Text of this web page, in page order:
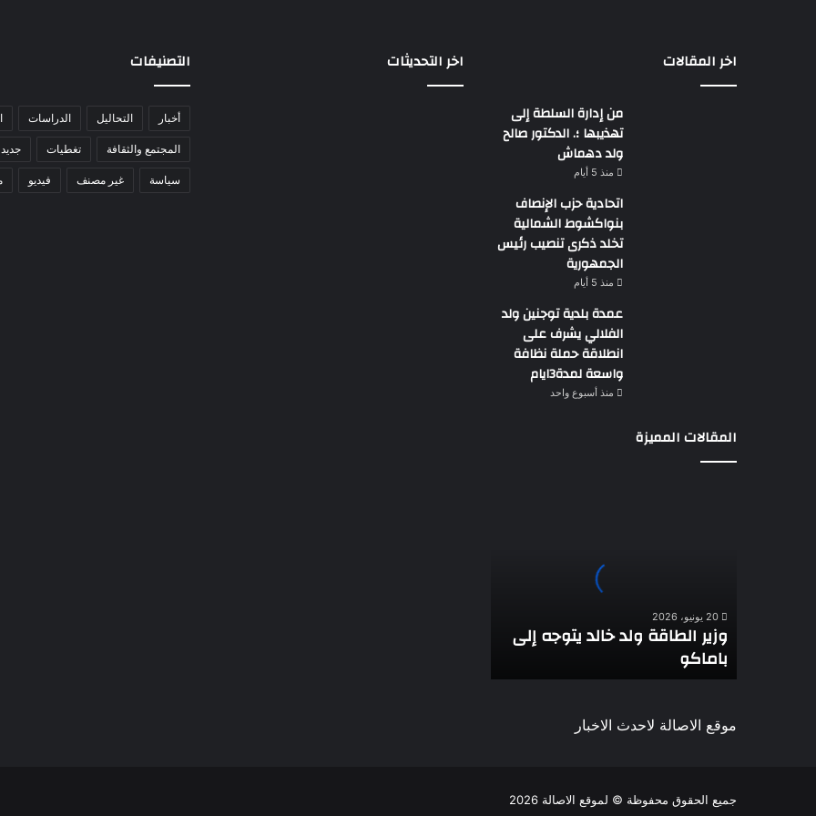
اخر المقالات
من إدارة السلطة إلى
تهذيبها ؛. الدكتور صالح
ولد دهماش
منذ 5 أيام
اتحادية حزب الإنصاف
بنواكشوط الشمالية
تخلد ذكرى تنصيب رئيس
الجمهورية
منذ 5 أيام
عمدة بلدية توجنين ولد
الفلالي يشرف على
انطلاقة حملة نظافة
واسعة لمدة3ايام
منذ أسبوع واحد
المقالات المميزة
20 يونيو، 2026
وزير الطاقة ولد خالد يتوجه إلى
باماكو
اخر التحديثات التصنيفات
أخبار التحاليل الدراسات
المجتمع والثقافة تغطيات جديد
سياسة غير مصنف فيديو
موقع الاصالة لاحدث الاخبار
جميع الحقوق محفوظة © لموقع الاصالة 2026